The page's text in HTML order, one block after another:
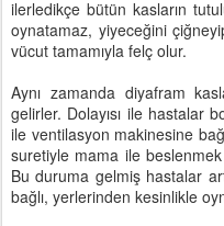
ilerledikçe bütün kasların
oynatamaz, yiyeceğini
vücut tamamıyla felç olur.
Aynı zamanda diyafram
gelirler. Dolayısı ile hastalar
ile ventilasyon makinesine
suretiyle mama ile
Bu duruma gelmiş hastalar
bağlı, yerlerinden kesinlikle